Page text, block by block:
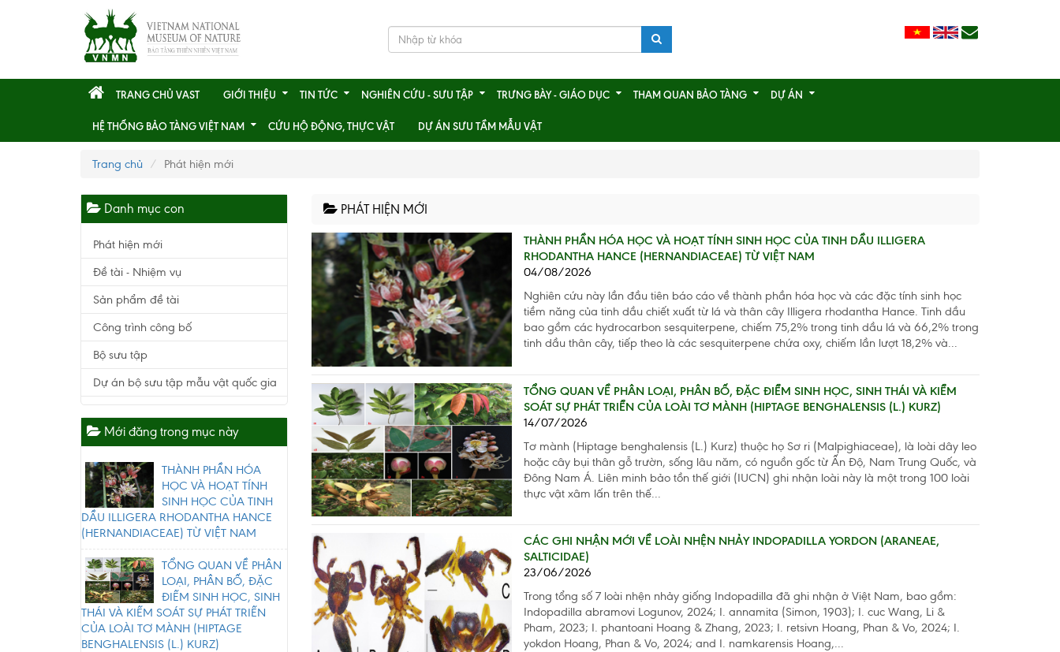
TRANG CHỦ VAST GIỚI THIỆU TIN TỨC NGHIÊN CỨU - SƯU TẬP TRƯNG BÀY - GIÁO DỤC THAM QUAN BẢO TÀNG DỰ ÁN
HỆ THỐNG BẢO TÀNG VIỆT NAM CỨU HỘ ĐỘNG, THỰC VẬT DỰ ÁN SƯU TẦM MẪU VẬT
Trang chủ Phát hiện mới
PHÁT HIỆN MỚI
THÀNH PHẦN HÓA HỌC VÀ HOẠT TÍNH SINH HỌC CỦA TINH DẦU ILLIGERA
RHODANTHA HANCE (HERNANDIACEAE) TỪ VIỆT NAM
04/08/2026
Nghiên cứu này lần đầu tiên báo cáo về thành phần hóa học và các đặc tính sinh học
tiềm năng của tinh dầu chiết xuất từ lá và thân cây Illigera rhodantha Hance. Tinh dầu
bao gồm các hydrocarbon sesquiterpene, chiếm 75,2% trong tinh dầu lá và 66,2% trong
tinh dầu thân cây, tiếp theo là các sesquiterpene chứa oxy, chiếm lần lượt 18,2% và...
TỔNG QUAN VỀ PHÂN LOẠI, PHÂN BỐ, ĐẶC ĐIỂM SINH HỌC, SINH THÁI VÀ KIỂM
SOÁT SỰ PHÁT TRIỂN CỦA LOÀI TƠ MÀNH (HIPTAGE BENGHALENSIS (L.) KURZ)
14/07/2026
Tơ mành (Hiptage benghalensis (L.) Kurz) thuộc họ Sơ ri (Malpighiaceae), là loài dây leo
hoặc cây bụi thân gỗ trườn, sống lâu năm, có nguồn gốc từ Ấn Độ, Nam Trung Quốc, và
Đông Nam Á. Liên minh bảo tồn thế giới (IUCN) ghi nhận loài này là một trong 100 loài
thực vật xâm lấn trên thế...
CÁC GHI NHẬN MỚI VỀ LOÀI NHỆN NHẢY INDOPADILLA YORDON (ARANEAE,
SALTICIDAE)
23/06/2026
Trong tổng số 7 loài nhện nhảy giống Indopadilla đã ghi nhận ở Việt Nam, bao gồm:
Indopadilla abramovi Logunov, 2024; I. annamita (Simon, 1903); I. cuc Wang, Li &
Pham, 2023; I. phantoani Hoang & Zhang, 2023; I. retsivn Hoang, Phan & Vo, 2024; I.
yokdon Hoang, Phan & Vo, 2024; and I. namkarensis Hoang,...
Danh mục con
Phát hiện mới
Đề tài - Nhiệm vụ
Sản phẩm đề tài
Công trình công bố
Bộ sưu tập
Dự án bộ sưu tập mẫu vật quốc gia
Mới đăng trong mục này
THÀNH PHẦN HÓA
HỌC VÀ HOẠT TÍNH
SINH HỌC CỦA TINH
DẦU ILLIGERA RHODANTHA HANCE
(HERNANDIACEAE) TỪ VIỆT NAM
TỔNG QUAN VỀ PHÂN
LOẠI, PHÂN BỐ, ĐẶC
ĐIỂM SINH HỌC, SINH
THÁI VÀ KIỂM SOÁT SỰ PHÁT TRIỂN
CỦA LOÀI TƠ MÀNH (HIPTAGE
BENGHALENSIS (L.) KURZ)